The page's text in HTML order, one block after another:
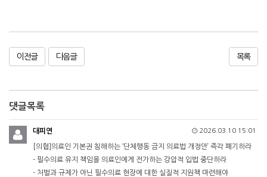
이전글 다음글 목록
댓글목록
대피연 2026.03.10 15:01
[의협]의료인 기본권 침해하는 ‘단체행동 금지 의료법 개정안’ 즉각 폐기하라
- 필수의료 유지 책임을 의료인에게 전가하는 강압적 입법 중단하라
- 처벌과 규제가 아닌 필수의료 현장에 대한 실질적 지원책 마련해야